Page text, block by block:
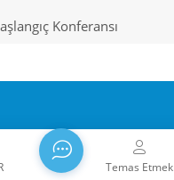
​​Konferansı
Temas Etmek